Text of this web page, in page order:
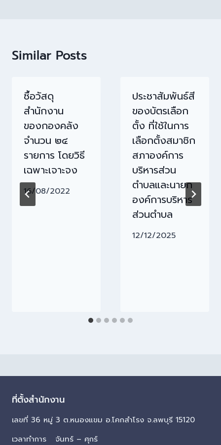
Similar Posts
ซื้อวัสดุ
สำนักงาน
ของกองคลัง
จำนวน ๒๔
รายการ โดยวิธี
เฉพาะเจาะจง
16/08/2022
ประชาสัมพันธ์สี
ของบัตรเลือก
ตั้ง ที่ใช้ในการ
เลือกตั้งสมาชิก
สภาองค์การ
บริหารส่วน
ตำบลและนายก
องค์การบริหาร
ส่วนตำบล
12/12/2025
ที่ตั้งสำนักงาน
เลขที่ 36 หมู่ 3 ต.หนองแขม อ.โคกสำโรง จ.ลพบุรี 15120
เวลาทำการ จันทร์ – ศุกร์